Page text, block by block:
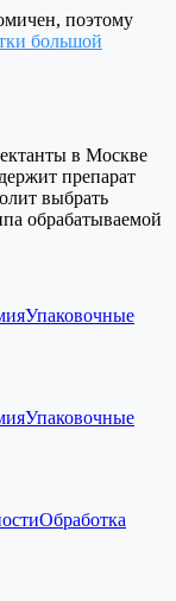
поэтому
большой
в Москве
препарат
выбрать
обрабатываемой
Упаковочные
Упаковочные
Обработка